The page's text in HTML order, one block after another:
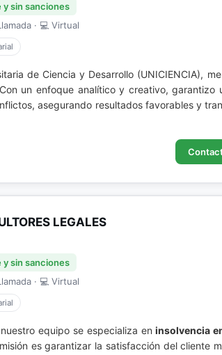
sin sanciones
· 💻 Virtual
de Ciencia y Desarrollo (UNICIENCIA),
un enfoque analítico y creativo,
asegurando resultados favorables y
LEGALES
sin sanciones
· 💻 Virtual
equipo se especializa eninsolvencia
es garantizar la satisfacción del